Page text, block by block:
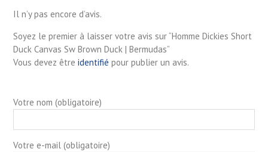
Il n’y pas encore d’avis.
Soyez le premier à laisser votre avis sur “Homme Dickies Short
Duck Canvas Sw Brown Duck | Bermudas”
Vous devez être identifié pour publier un avis.
Votre nom (obligatoire)
Votre e-mail (obligatoire)